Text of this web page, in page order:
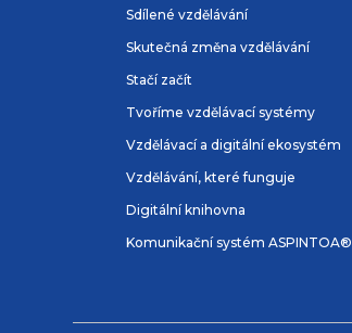
Sdílené vzdělávání
Skutečná změna vzdělávání
Stačí začít
Tvoříme vzdělávací systémy
Vzdělávací a digitální ekosystém
Vzdělávání, které funguje
Digitální knihovna
Komunikační systém ASPINTOA®